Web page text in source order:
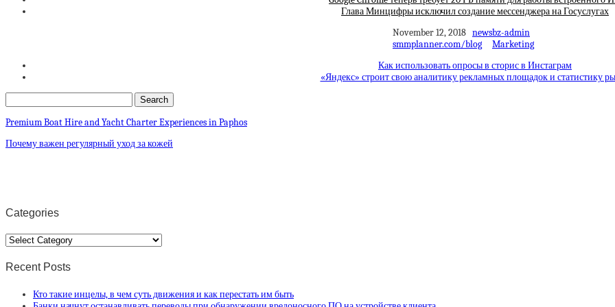
Глава Минцифры исключил создание мессенджера на Госуслугах
November 12, 2018 newsbz-admin
smmplanner.com/blog
Marketing
Как использовать опросы в сторис в Инстаграм
«Яндекс» строит свою аналитику рекламных площадок и статистику
Premium Boat Hire and Yacht Charter Experiences in Paphos
Почему важен регулярный уход за кожей
Categories
Categories
Recent Posts
Кто такие инцелы, в чем суть движения и как перестать им быть